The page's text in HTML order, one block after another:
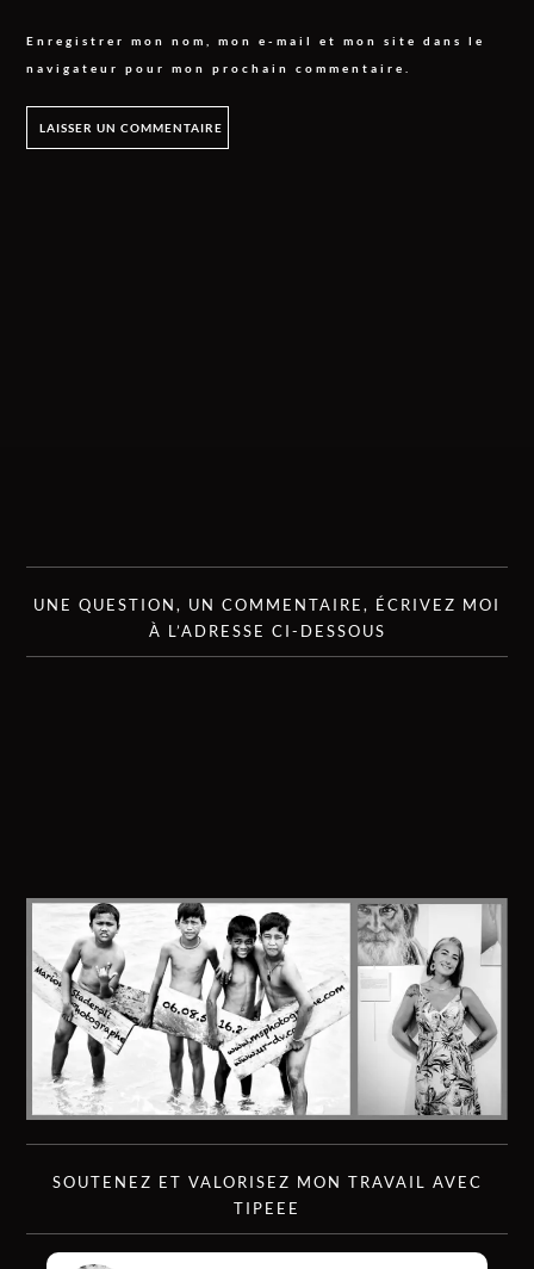
Enregistrer mon nom, mon e-mail et mon site dans le
navigateur pour mon prochain commentaire.
UNE QUESTION, UN COMMENTAIRE, ÉCRIVEZ MOI
À L’ADRESSE CI-DESSOUS
SOUTENEZ ET VALORISEZ MON TRAVAIL AVEC
TIPEEE